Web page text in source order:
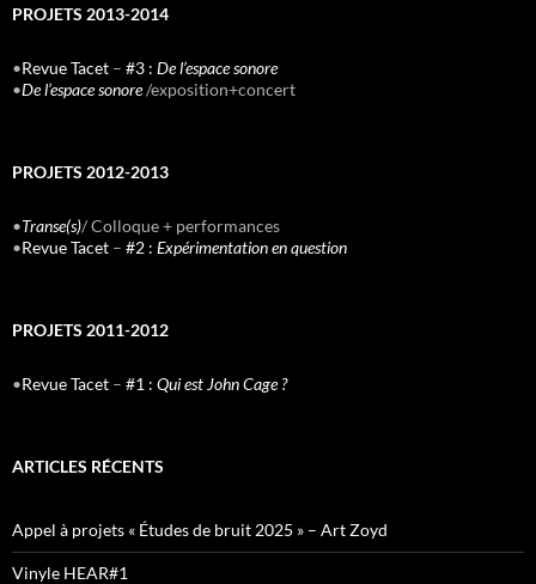
PROJETS 2013-2014
•Revue Tacet – #3 : De l’espace sonore
•De l’espace sonore/exposition+concert
PROJETS 2012-2013
•Transe(s)/ Colloque + performances
•Revue Tacet – #2 : Expérimentation en question
PROJETS 2011-2012
•Revue Tacet – #1 : Qui est John Cage ?
ARTICLES RÉCENTS
Appel à projets « Études de bruit 2025 » – Art Zoyd
Vinyle HEAR#1